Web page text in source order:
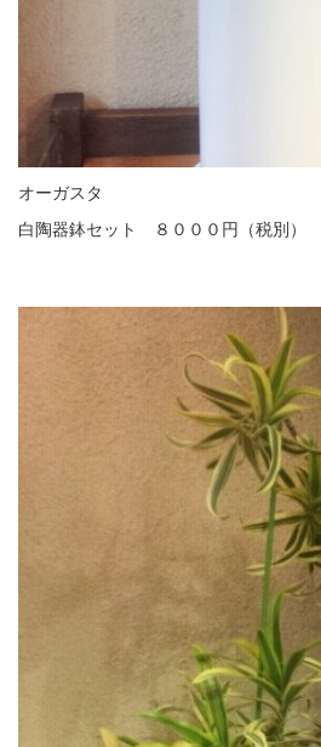
オーガスタ
白陶器鉢セット ８０００円（税別）